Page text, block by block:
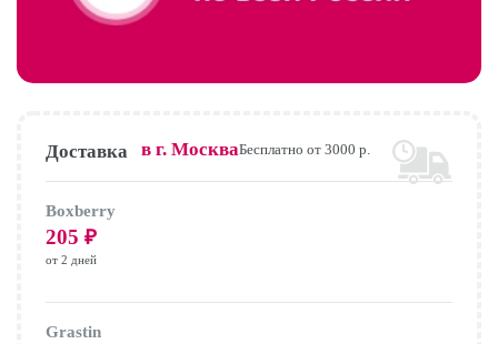
Доставка в г. МоскваБесплатно от 3000 р.
Boxberry
205 ₽
от 2 дней
Grastin